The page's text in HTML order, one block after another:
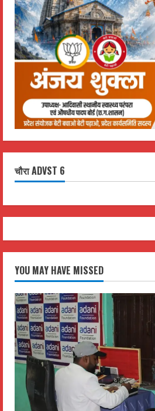
चौरा ADVST 6
YOU MAY HAVE MISSED